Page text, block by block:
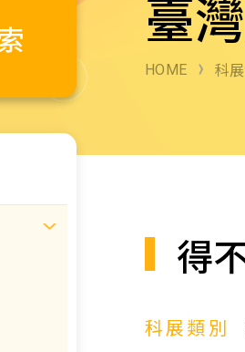
臺
HOME 科
得
科展類別